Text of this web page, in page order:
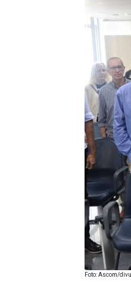
Foto: Ascom/